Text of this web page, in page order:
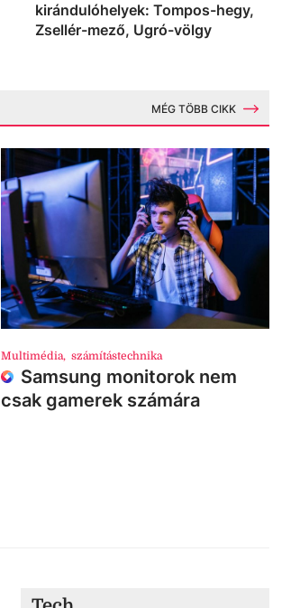
kirándulóhelyek: Tompos-hegy,
Zsellér-mező, Ugró-völgy
MÉG TÖBB CIKK
Multimédia, számítástechnika
Samsung monitorok nem
csak gamerek számára